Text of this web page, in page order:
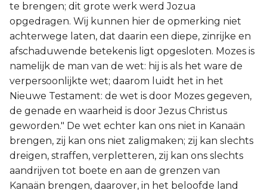
te brengen; dit grote werk werd Jozua
opgedragen. Wij kunnen hier de opmerking niet
achterwege laten, dat daarin een diepe, zinrijke en
afschaduwende betekenis ligt opgesloten. Mozes is
namelijk de man van de wet: hij is als het ware de
verpersoonlijkte wet; daarom luidt het in het
Nieuwe Testament: de wet is door Mozes gegeven,
de genade en waarheid is door Jezus Christus
geworden." De wet echter kan ons niet in Kanaän
brengen, zij kan ons niet zaligmaken; zij kan slechts
dreigen, straffen, verpletteren, zij kan ons slechts
aandrijven tot boete en aan de grenzen van
Kanaän brengen, daarover, in het beloofde land